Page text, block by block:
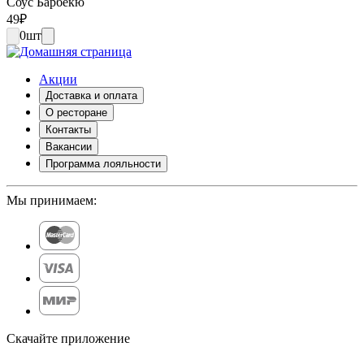
49₽
0шт
Акции
Доставка и оплата
О ресторане
Контакты
Вакансии
Программа лояльности
Мы принимаем:
Скачайте приложение